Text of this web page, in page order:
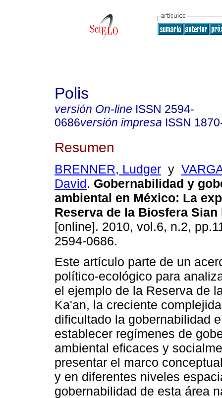
Polis
versión On-line ISSN 2594-
0686versión impresa ISSN
Resumen
BRENNER, Ludger y
David. Gobernabilidad y
ambiental en México: La
Reserva de la Biosfera Sian
[online]. 2010, vol.6, n.2,
2594-0686.
Este artículo parte de un
político-ecológico para
el ejemplo de la Reserva de
Ka'an, la creciente
dificultado la gobernabilidad
establecer regímenes de
ambiental eficaces y
presentar el marco
y en diferentes niveles
gobernabilidad de esta área